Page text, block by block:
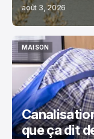
août 3, 2026
MAISON
MAISON
que ça dit